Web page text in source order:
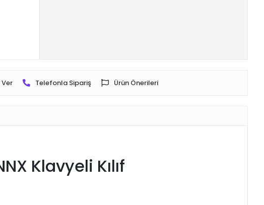
Telefonla Sipariş Ürün Önerileri
Klavyeli Kılıf